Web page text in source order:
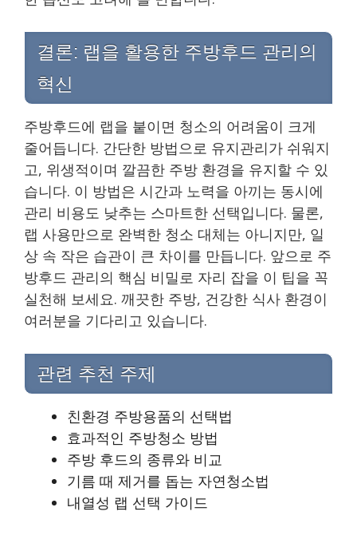
결론: 랩을 활용한 주방후드 관리의
혁신
주방후드에 랩을 붙이면 청소의 어려움이 크게
줄어듭니다. 간단한 방법으로 유지관리가 쉬워지
고, 위생적이며 깔끔한 주방 환경을 유지할 수 있
습니다. 이 방법은 시간과 노력을 아끼는 동시에
관리 비용도 낮추는 스마트한 선택입니다. 물론,
랩 사용만으로 완벽한 청소 대체는 아니지만, 일
상 속 작은 습관이 큰 차이를 만듭니다. 앞으로 주
방후드 관리의 핵심 비밀로 자리 잡을 이 팁을 꼭
실천해 보세요. 깨끗한 주방, 건강한 식사 환경이
여러분을 기다리고 있습니다.
관련 추천 주제
친환경 주방용품의 선택법
효과적인 주방청소 방법
주방 후드의 종류와 비교
기름 때 제거를 돕는 자연청소법
내열성 랩 선택 가이드